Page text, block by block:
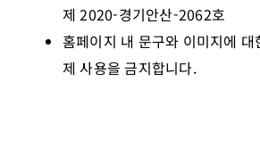
제 2020-경기안산-2062호
홈페이지 내 문구와 이미지에 대
제 사용을 금지합니다.